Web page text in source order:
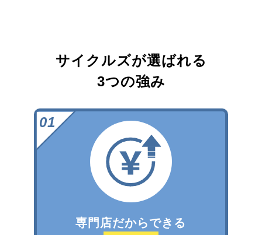
サイクルズが選ばれる
3つの強み
専門店だからできる